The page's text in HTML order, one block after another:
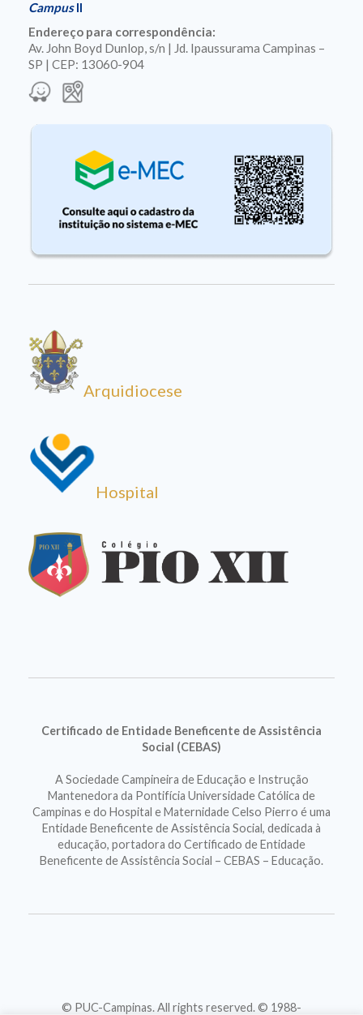
CampusII
Endereço para correspondência:
Av. John Boyd Dunlop, s/n | Jd. Ipaussurama Campinas –
SP | CEP: 13060-904
Arquidiocese
Hospital
Certificado de Entidade Beneficente de Assistência
Social (CEBAS)
A Sociedade Campineira de Educação e Instrução
Mantenedora da Pontifícia Universidade Católica de
Campinas e do Hospital e Maternidade Celso Pierro é uma
Entidade Beneficente de Assistência Social, dedicada à
educação, portadora do Certificado de Entidade
Beneficente de Assistência Social – CEBAS – Educação.
© PUC-Campinas. All rights reserved. © 1988-